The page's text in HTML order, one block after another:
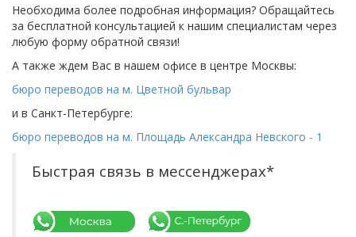
Необходима более подробная информация? Обращайтесь
за бесплатной консультацией к нашим специалистам через
любую форму обратной связи!
А также ждем Вас в нашем офисе в центре Москвы:
бюро переводов на м. Цветной бульвар
и в Санкт-Петербурге:
бюро переводов на м. Площадь Александра Невского - 1
Быстрая связь в мессенджерах*